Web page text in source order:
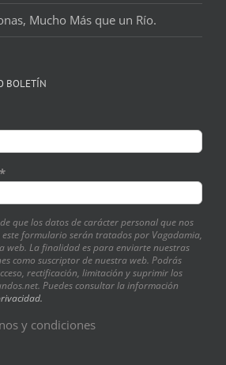
Mucho Más que un Río.
BOLETÍN
*
que los datos de carácter personal que nos
formulario serán tratados por Vagadamia,
web. La finalidad es para enviarte nuestras
como suscriptor de nuestra web. Podrás
rectificación, limitación y suprimir los
Puedes consultar la información
y condiciones